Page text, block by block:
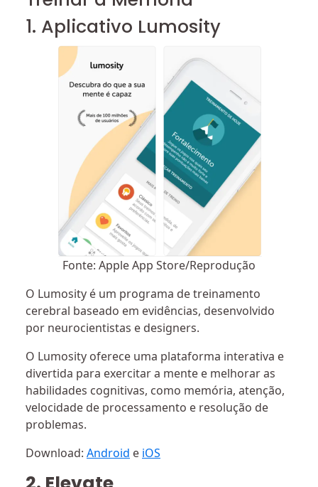
1. Aplicativo Lumosity
Fonte: Apple App Store/Reprodução
O Lumosity é um programa de treinamento
cerebral baseado em evidências, desenvolvido
por neurocientistas e designers.
O Lumosity oferece uma plataforma interativa e
divertida para exercitar a mente e melhorar as
habilidades cognitivas, como memória, atenção,
velocidade de processamento e resolução de
problemas.
Download: Android e iOS